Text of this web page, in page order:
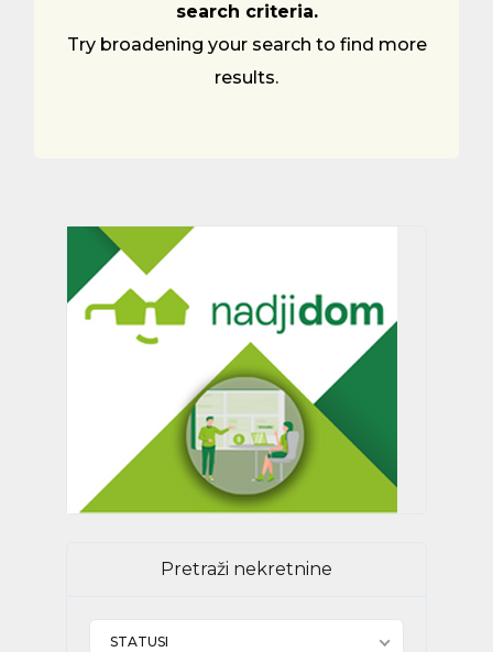
search criteria.
Try broadening your search to find more
results.
Pretraži nekretnine
STATUSI